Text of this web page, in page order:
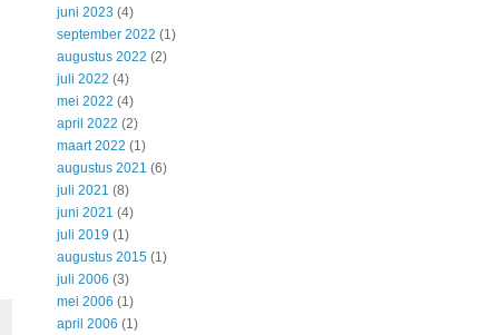
juni 2023 (4)
september 2022 (1)
augustus 2022 (2)
juli 2022 (4)
mei 2022 (4)
april 2022 (2)
maart 2022 (1)
augustus 2021 (6)
juli 2021 (8)
juni 2021 (4)
juli 2019 (1)
augustus 2015(1)
juli 2006 (3)
mei 2006 (1)
april 2006 (1)